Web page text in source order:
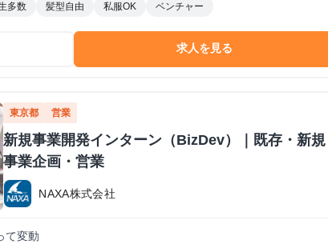
多数 髪型自由 私服OK ベンチャー
求人を見る
東京都 営業
新規事業開発インターン（BizDev）｜既存・新規
事業企画・営業
NAXA株式会社
て変動